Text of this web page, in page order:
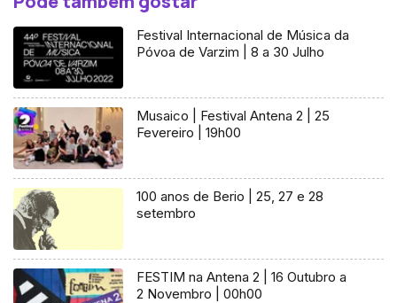
Festival Internacional de Música da
Póvoa de Varzim | 8 a 30 Julho
Musaico | Festival Antena 2 | 25
Fevereiro | 19h00
100 anos de Berio | 25, 27 e 28
setembro
FESTIM na Antena 2 | 16 Outubro a
2 Novembro | 00h00